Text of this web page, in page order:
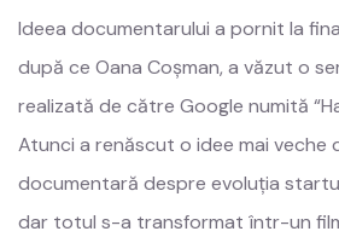
Ideea documentarului a pornit la
după ce Oana Coșman, a văzut o
realizată de către Google numită
Atunci a renăscut o idee mai veche
documentară despre evoluția
dar totul s-a transformat într-un